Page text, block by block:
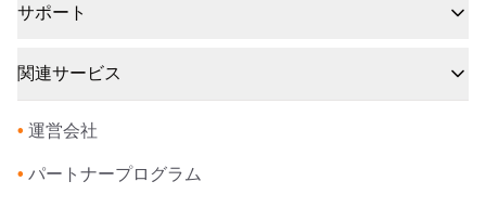
サポート
関連サービス
• 運営会社
• パートナープログラム